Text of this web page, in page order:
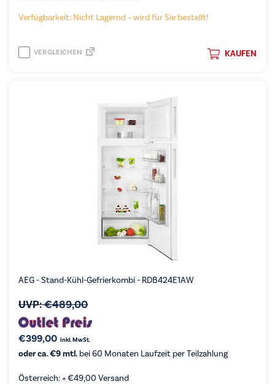
Verfügbarkeit: Nicht Lagernd – wird für Sie bestellt!
KAUFEN
VERGLEICHEN
AEG - Stand-Kühl-Gefrierkombi - RDB424E1AW
UVP:€489,00
€399,00 inkl. MwSt.
oder ca. €9 mtl. bei 60 Monaten Laufzeit per Teilzahlung
Österreich: +€49,00 Versand